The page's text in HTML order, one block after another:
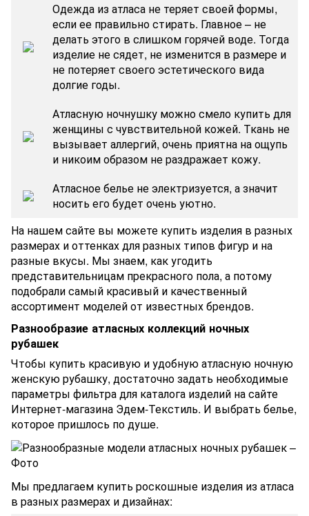
Одежда из атласа не теряет своей формы,
если ее правильно стирать. Главное – не
делать этого в слишком горячей воде. Тогда
изделие не сядет, не изменится в размере и
не потеряет своего эстетического вида
долгие годы.
Атласную ночнушку можно смело купить для
женщины с чувствительной кожей. Ткань не
вызывает аллергий, очень приятна на ощупь
и никоим образом не раздражает кожу.
Атласное белье не электризуется, а значит
носить его будет очень уютно.
На нашем сайте вы можете купить изделия в разных
размерах и оттенках для разных типов фигур и на
разные вкусы. Мы знаем, как угодить
представительницам прекрасного пола, а потому
подобрали самый красивый и качественный
ассортимент моделей от известных брендов.
Разнообразие атласных коллекций ночных
рубашек
Чтобы купить красивую и удобную атласную ночную
женскую рубашку, достаточно задать необходимые
параметры фильтра для каталога изделий на сайте
Интернет-магазина Эдем-Текстиль. И выбрать белье,
которое пришлось по душе.
Мы предлагаем купить роскошные изделия из атласа
в разных размерах и дизайнах: